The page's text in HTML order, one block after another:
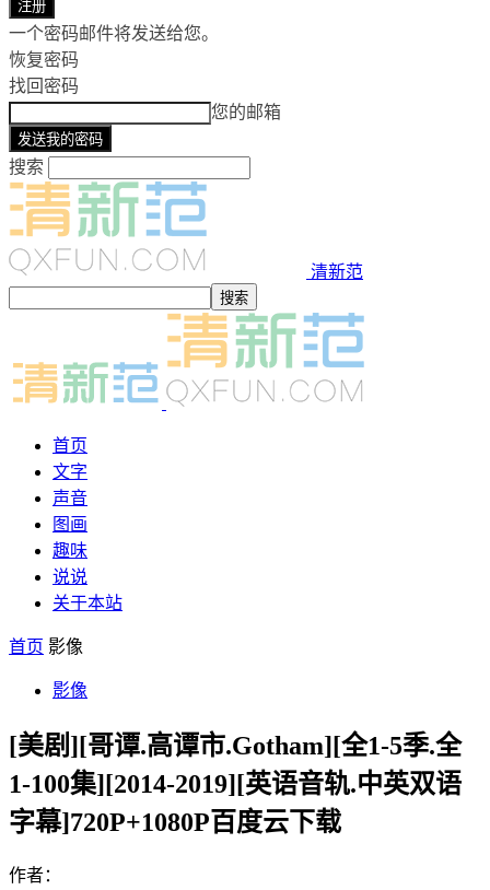
一个密码邮件将发送给您。
恢复密码
找回密码
您的邮箱
搜索
清新范
首页
文字
声音
图画
趣味
说说
关于本站
首页 影像
影像
[美剧][哥谭.高谭市.Gotham][全1-5季.全
1-100集][2014-2019][英语音轨.中英双语
字幕]720P+1080P百度云下载
作者：